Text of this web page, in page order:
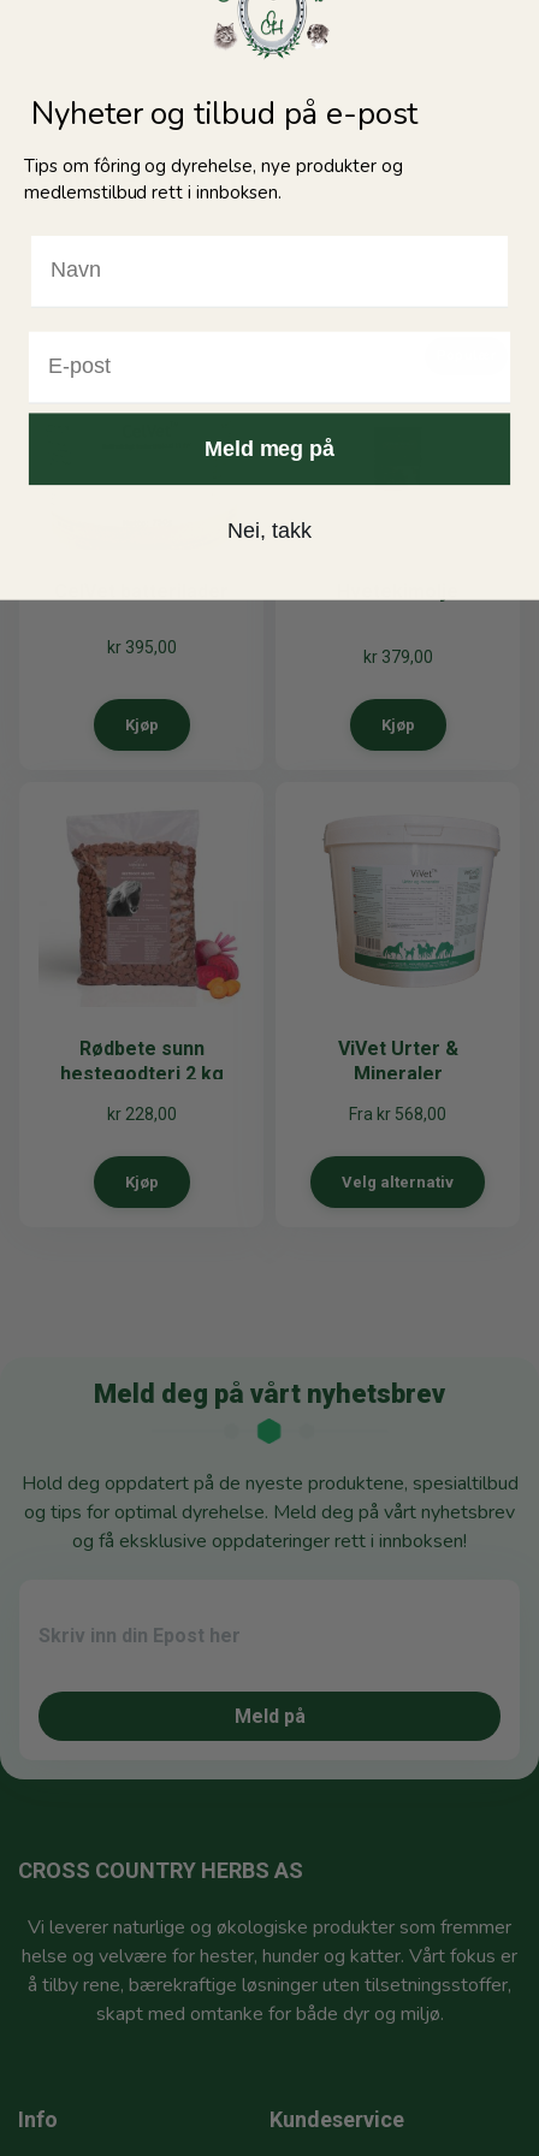
Relaterte produkter
kr395,00
Kjøp
kr379,00
Kjøp
Rødbete sunn
hestegodteri 2 kg
kr228,00
Kjøp
ViVet Urter &
Mineraler
Fra kr 568,00
Velg alternativ
Meld deg på vårt nyhetsbrev
Hold deg oppdatert på de nyeste produktene, spesialtilbud
og tips for optimal dyrehelse. Meld deg på vårt nyhetsbrev
og få eksklusive oppdateringer rett i innboksen!
Meld på
CROSS COUNTRY HERBS AS
Vi leverer naturlige og økologiske produkter som fremmer
helse og velvære for hester, hunder og katter. Vårt fokus er
å tilby rene, bærekraftige løsninger uten tilsetningsstoffer,
skapt med omtanke for både dyr og miljø.
Info Kundeservice
Nyheter og tilbud på e-post
Tips om fôring og dyrehelse, nye produkter og
medlemstilbud rett i innboksen.
Meld meg på
Nei, takk